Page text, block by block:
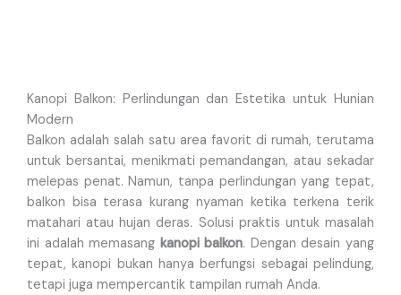
Kanopi Balkon: Perlindungan dan Estetika untuk Hunian
Modern
Balkon adalah salah satu area favorit di rumah, terutama
untuk bersantai, menikmati pemandangan, atau sekadar
melepas penat. Namun, tanpa perlindungan yang tepat,
balkon bisa terasa kurang nyaman ketika terkena terik
matahari atau hujan deras. Solusi praktis untuk masalah
ini adalah memasang kanopi balkon. Dengan desain yang
tepat, kanopi bukan hanya berfungsi sebagai pelindung,
tetapi juga mempercantik tampilan rumah Anda.